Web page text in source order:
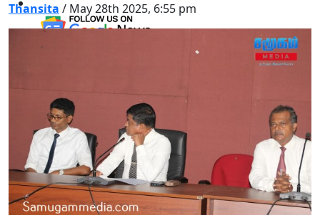
Thansita / May 28th 2025, 6:55 pm